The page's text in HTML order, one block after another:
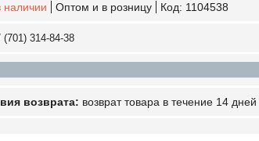
наличии Оптом и в розницу Код: 1104538
(701) 314-84-38
возврат товара в течение 14 дней